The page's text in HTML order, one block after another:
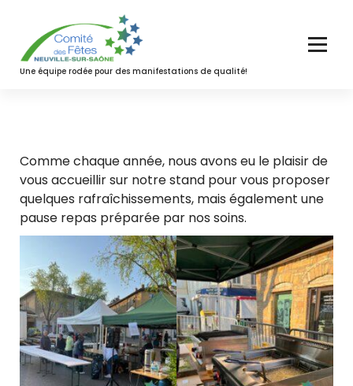
contenu
Une équipe rodée pour des manifestations de qualité!
Comme chaque année, nous avons eu le plaisir de
vous accueillir sur notre stand pour vous proposer
quelques rafraîchissements, mais également une
pause repas préparée par nos soins.